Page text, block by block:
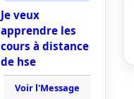
Je veux
apprendre les
cours à distance
de hse
Voir l'Message